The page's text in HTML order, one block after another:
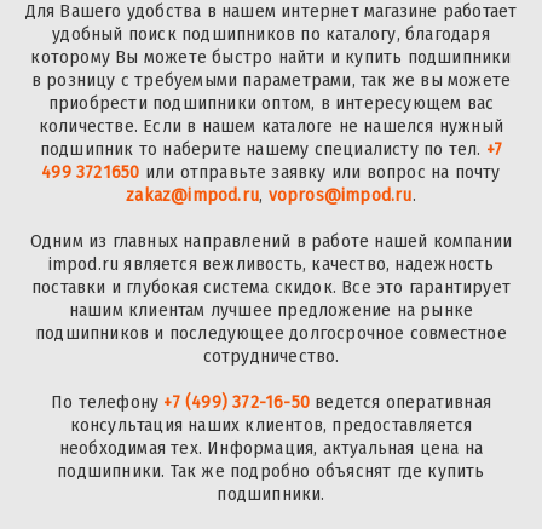
Для Вашего удобства в нашем интернет магазине работает
удобный поиск подшипников по каталогу, благодаря
которому Вы можете быстро найти и купить подшипники
в розницу с требуемыми параметрами, так же вы можете
приобрести подшипники оптом, в интересующем вас
количестве. Если в нашем каталоге не нашелся нужный
подшипник то наберите нашему специалисту по тел. +7
499 3721650 или отправьте заявку или вопрос на почту
zakaz@impod.ru, vopros@impod.ru.
Одним из главных направлений в работе нашей компании
impod.ru является вежливость, качество, надежность
поставки и глубокая система скидок. Все это гарантирует
нашим клиентам лучшее предложение на рынке
подшипников и последующее долгосрочное совместное
сотрудничество.
По телефону +7 (499) 372-16-50 ведется оперативная
консультация наших клиентов, предоставляется
необходимая тех. Информация, актуальная цена на
подшипники. Так же подробно объяснят где купить
подшипники.